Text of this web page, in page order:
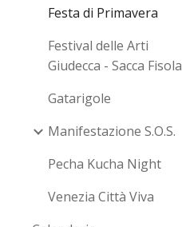
Festa di Primavera
Festival delle Arti
Giudecca - Sacca Fisola
Gatarigole
Manifestazione S.O.S.
Pecha Kucha Night
Venezia Città Viva